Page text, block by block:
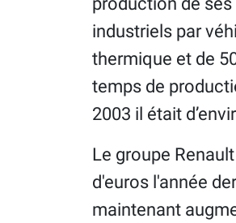
industriels par
thermique et de
temps de
2003 il était
Le groupe
d'euros l'année
maintenant